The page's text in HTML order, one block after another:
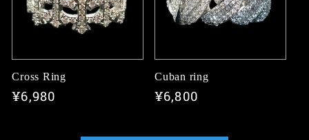
Cross Ring
通
¥6,980
Cuban ring
通
¥6,800